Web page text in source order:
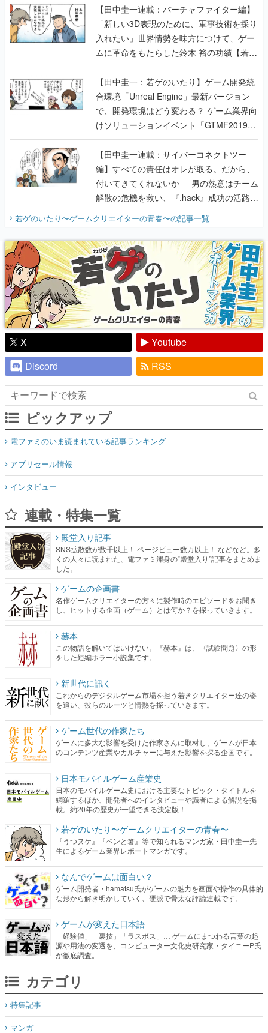
ムに革命をもたらした鈴木 裕の功績【若ゲ
のいたり】
【田中圭一：若ゲのいたり】ゲーム開発統
合環境「Unreal Engine」最新バージョン
で、開発環境はどう変わる？ ゲーム業界向
けソリューションイベント「GTMF2019」
に行って、より理解を深めよう【PR】
【田中圭一連載：サイバーコネクトツー
編】すべての責任はオレが取る。だから、
付いてきてくれないか──男の熱意はチーム
解散の危機を救い、『.hack』成功の活路を
開く。業界の快男児・松山 洋に流れる血は
『少年ジャンプ』色だった【若ゲのいた
り】
若ゲのいたり〜ゲームクリエイターの青春〜の記事一覧
X
Youtube
Discord
RSS
ピックアップ
電ファミのいま読まれている記事ランキング
アプリセール情報
インタビュー
連載・特集一覧
くの人々に読まれた、電ファミ渾身の“殿堂入り”記事をまとめま
した。
ゲームの企画書
名作ゲームクリエイターの方々に製作時のエピソードをお聞き
し、ヒットする企画（ゲーム）とは何か？を探っていきます。
赫本
この物語を解いてはいけない。『赫本』は、〈試験問題〉の形
をした短編ホラー小説集です。
新世代に訊く
これからのデジタルゲーム市場を担う若きクリエイター達の姿
を追い、彼らのルーツと情熱を探っていきます。
ゲーム世代の作家たち
ゲームに多大な影響を受けた作家さんに取材し、ゲームが日本
のコンテンツ産業やカルチャーに与えた影響を探る企画です。
日本モバイルゲーム産業史
日本のモバイルゲーム史における主要なトピック・タイトルを
網羅するほか、開発者へのインタビューや識者による解説を掲
若ゲのいたり〜ゲームクリエイターの青春〜
『うつヌケ』『ペンと箸』等で知られるマンガ家・田中圭一先
生によるゲーム業界レポートマンガです。
なんでゲームは面白い？
ゲーム開発者・hamatsu氏がゲームの魅力を画面や操作の具体的
な形から解き明かしていく、硬派で骨太な評論連載です。
ゲームが変えた日本語
「経験値」「裏技」「ラスボス」… ゲームにまつわる言葉の起
源や用法の変遷を、コンピューター文化史研究家・タイニーP氏
カテゴリ
マンガ
女性向け
アプリレビュー